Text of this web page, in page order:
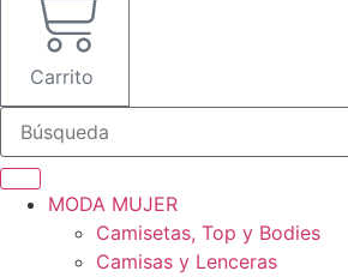
Carrito
MODA MUJER
Camisetas, Top y Bodies
Camisas y Lenceras